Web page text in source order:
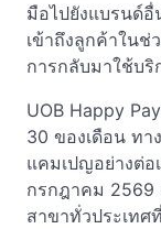
มือไปยังแบรนด์อื่
เข้าถึงลูกค้าในช่
การกลับมาใช้บริ
UOB Happy
30 ของเดือน ทา
แคมเปญอย่างต่อ
กรกฎาคม 2569
สาขาทั่วประเทศ